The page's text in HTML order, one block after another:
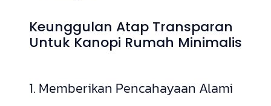
Keunggulan Atap Transparan
Untuk Kanopi Rumah Minimalis
1. Memberikan Pencahayaan Alami